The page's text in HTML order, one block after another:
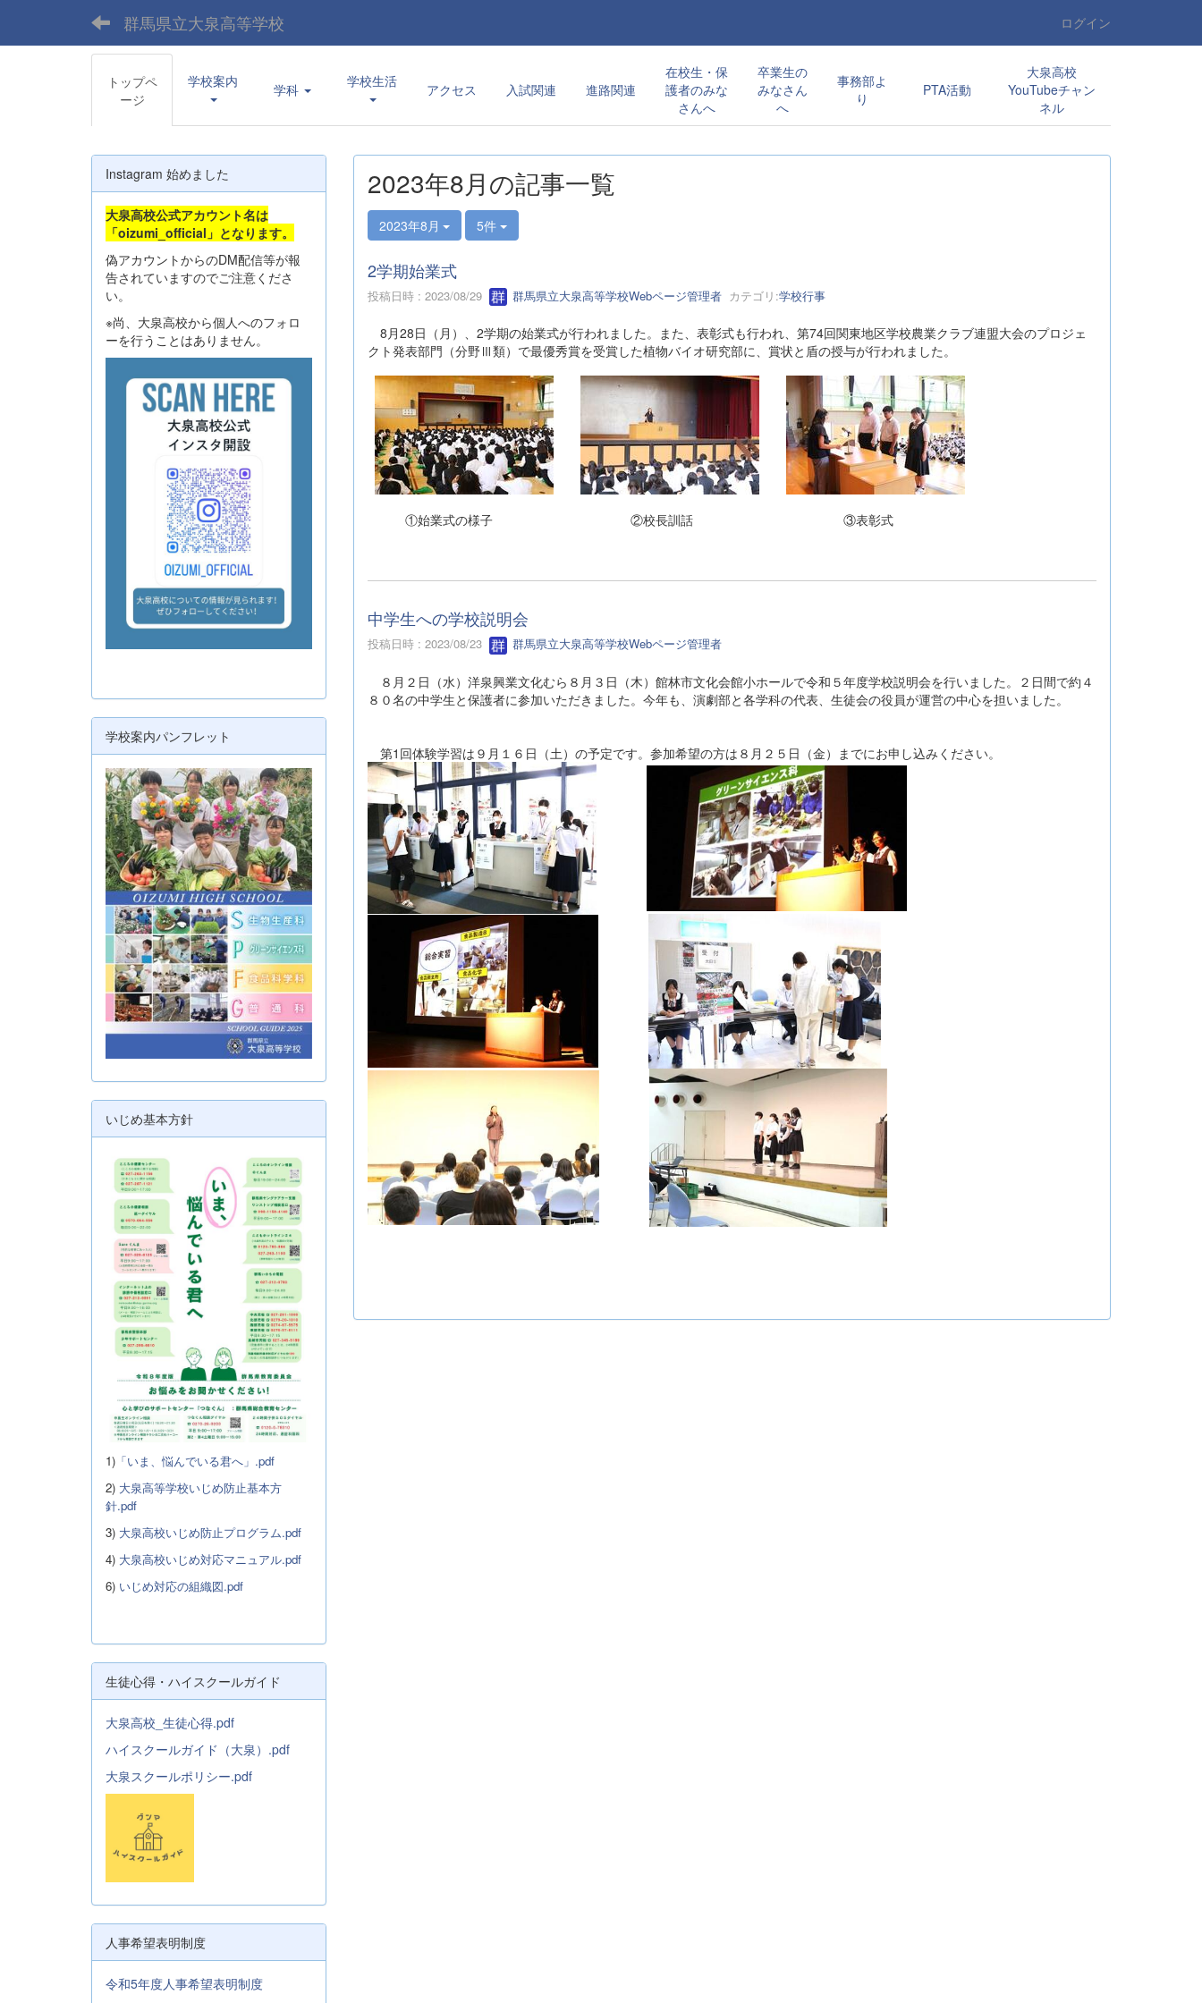
群馬県立大泉高等学校 ログイン
トップペ
ージ
学校案内 学科 学校生活 アクセス 入試関連 進路関連
在校生・保
護者のみな
さんへ
卒業生の
みなさん
へ
事務部よ
り
PTA活動
大泉高校
YouTubeチャン
ネル
2023年8月の記事一覧
2023年8月 5件
2学期始業式
投稿日時 : 2023/08/29 群馬県立大泉高等学校Webページ管理者カテゴリ:学校行事
8月28日（月）、2学期の始業式が行われました。また、表彰式も行われ、第74回関東地区学校農業クラブ連盟大会のプロジェ
クト発表部門（分野Ⅲ類）で最優秀賞を受賞した植物バイオ研究部に、賞状と盾の授与が行われました。
①始業式の様子 ②校長訓話 ③表彰式
中学生への学校説明会
投稿日時 : 2023/08/23 群馬県立大泉高等学校Webページ管理者
８月２日（水）洋泉興業文化むら８月３日（木）館林市文化会館小ホールで令和５年度学校説明会を行いました。２日間で約４
８０名の中学生と保護者に参加いただきました。今年も、演劇部と各学科の代表、生徒会の役員が運営の中心を担いました。
第1回体験学習は９月１６日（土）の予定です。参加希望の方は８月２５日（金）までにお申し込みください。
Instagram 始めました
大泉高校公式アカウント名は
「oizumi_official」となります。
偽アカウントからのDM配信等が報
告されていますのでご注意くださ
い。
※尚、大泉高校から個人へのフォロ
ーを行うことはありません。
学校案内パンフレット
いじめ基本方針
1) 「いま、悩んでいる君へ」.pdf
2) 大泉高等学校いじめ防止基本方
針.pdf
3) 大泉高校いじめ防止プログラム.pdf
4) 大泉高校いじめ対応マニュアル.pdf
6) いじめ対応の組織図.pdf
生徒心得・ハイスクールガイド
大泉高校_生徒心得.pdf
ハイスクールガイド（大泉）.pdf
大泉スクールポリシー.pdf
人事希望表明制度
令和5年度人事希望表明制度